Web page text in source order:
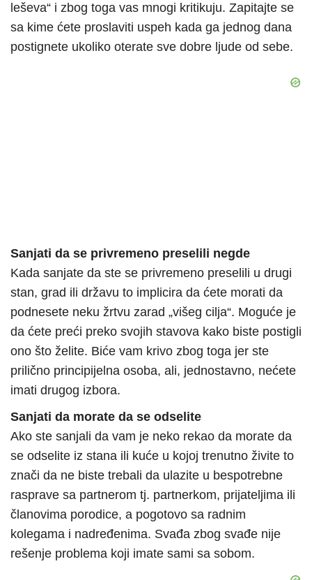
leševa“ i zbog toga vas mnogi kritikuju. Zapitajte se
sa kime ćete proslaviti uspeh kada ga jednog dana
postignete ukoliko oterate sve dobre ljude od sebe.
Sanjati da se privremeno preselili negde
Kada sanjate da ste se privremeno preselili u drugi
stan, grad ili državu to implicira da ćete morati da
podnesete neku žrtvu zarad „višeg cilja“. Moguće je
da ćete preći preko svojih stavova kako biste postigli
ono što želite. Biće vam krivo zbog toga jer ste
prilično principijelna osoba, ali, jednostavno, nećete
imati drugog izbora.
Sanjati da morate da se odselite
Ako ste sanjali da vam je neko rekao da morate da
se odselite iz stana ili kuće u kojoj trenutno živite to
znači da ne biste trebali da ulazite u bespotrebne
rasprave sa partnerom tj. partnerkom, prijateljima ili
članovima porodice, a pogotovo sa radnim
kolegama i nadređenima. Svađa zbog svađe nije
rešenje problema koji imate sami sa sobom.